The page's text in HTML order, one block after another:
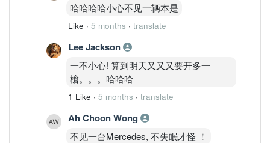
哈哈哈哈小心不见一辆本是
Like · 5 months · translate
Lee Jackson
一不小心! 算到明天又又又要开多一
槍。。。哈哈哈
1 Like · 5 months · translate
Ah Choon Wong
不见一台Mercedes, 不失眠才怪 ！